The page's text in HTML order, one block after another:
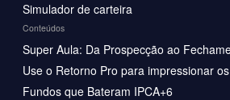
Simulador de carteira
Conteúdos
Super Aula: Da Prospecção ao
Use o Retorno Pro para impressionar
Fundos que Bateram IPCA+6